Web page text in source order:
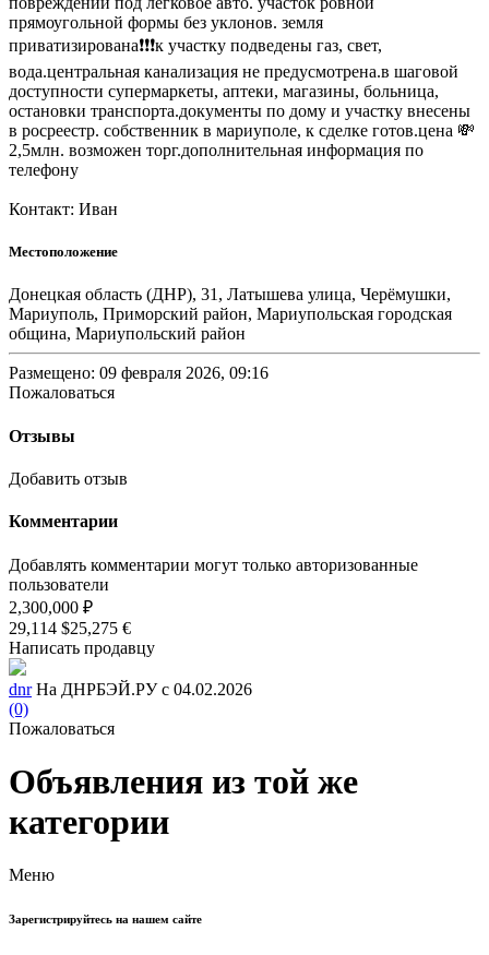
прямоугольной формы без уклонов. земля
приватизирована❗❗❗к участку подведены газ, свет,
вода.центральная канализация не предусмотрена.в шаговой
доступности супермаркеты, аптеки, магазины, больница,
остановки транспорта.документы по дому и участку внесены
в росреестр. собственник в мариуполе, к сделке готов.цена 💸
2,5млн. возможен торг.дополнительная информация по
телефону
Контакт: Иван
Местоположение
Донецкая область (ДНР), 31, Латышева улица, Черёмушки,
Мариуполь, Приморский район, Мариупольская городская
община, Мариупольский район
Размещено: 09 февраля 2026, 09:16
Пожаловаться
Отзывы
Добавить отзыв
Комментарии
Добавлять комментарии могут только авторизованные
пользователи
2,300,000 ₽
29,114 $25,275 €
Написать продавцу
dnr На ДНРБЭЙ.РУ с 04.02.2026
(0)
Пожаловаться
Объявления из той же
категории
Меню
Зарегистрируйтесь на нашем сайте